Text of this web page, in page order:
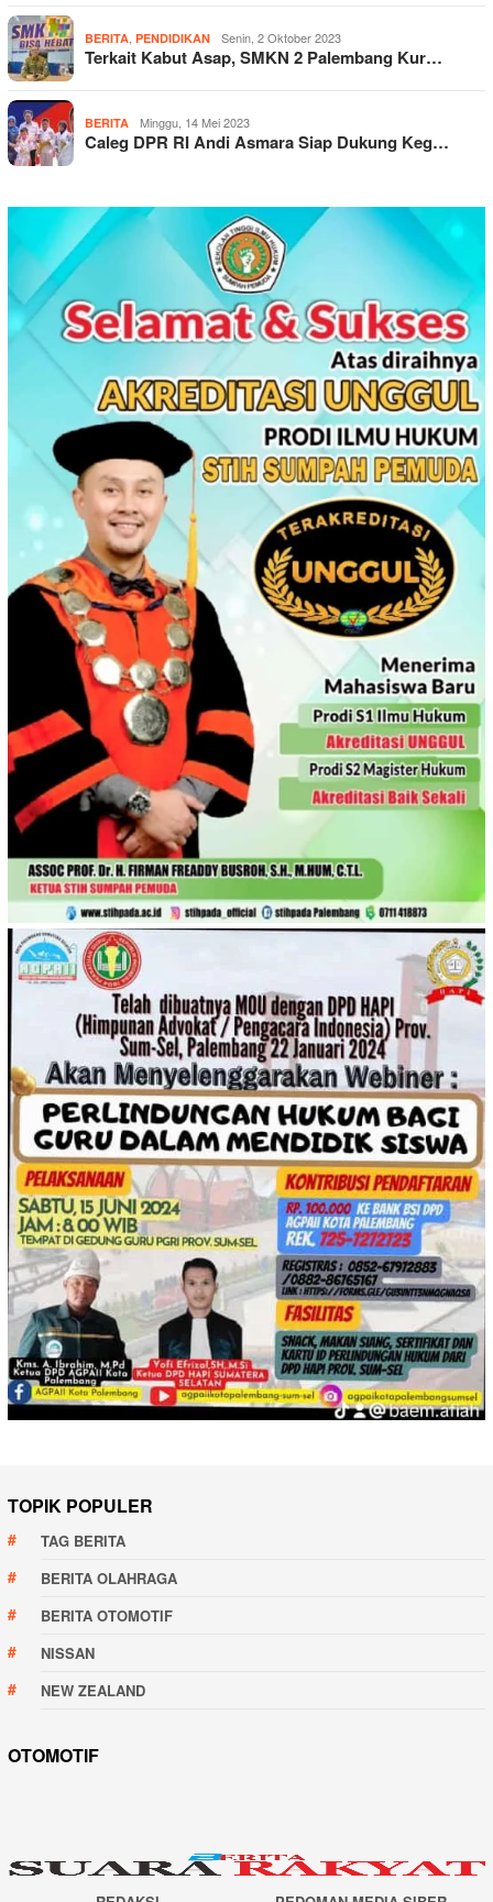
BERITA PENDIDIKAN Senin, 2 Oktober 2023
Terkait Kabut Asap, SMKN 2 Palembang Kur…
BERITA Minggu, 14 Mei 2023
Caleg DPR RI Andi Asmara Siap Dukung Keg…
TOPIK POPULER
TAG BERITA
BERITA OLAHRAGA
BERITA OTOMOTIF
NISSAN
NEW ZEALAND
OTOMOTIF